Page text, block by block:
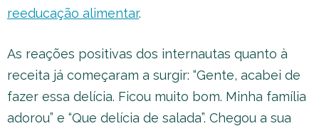
reeducação alimentar.
As reações positivas dos internautas quanto à
receita já começaram a surgir: “Gente, acabei de
fazer essa delícia. Ficou muito bom. Minha família
adorou” e “Que delícia de salada”. Chegou a sua